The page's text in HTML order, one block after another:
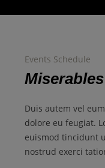
Events Schedule
Miserables
Duis autem vel
dolore eu feugiat.
euismod tincidunt
nostrud exerci